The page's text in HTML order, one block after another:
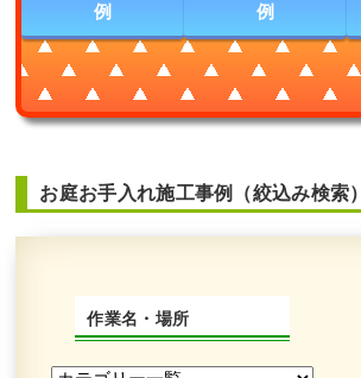
例
例
お庭お手入れ施工事例（絞込み検索）
作業名・場所